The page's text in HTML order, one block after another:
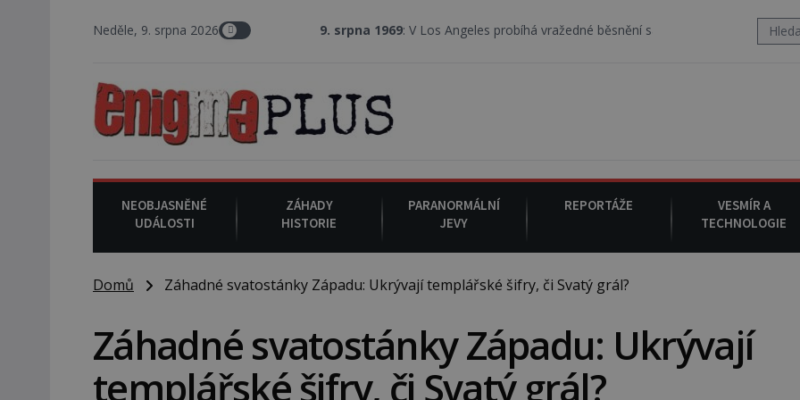
Neděle, 9. srpna 20269. srpna 1969 : V Los Angeles probíhá vražedné běsnění satanistického gangu vedeného
NEOBJASNĚNÉ
UDÁLOSTI
ZÁHADY
HISTORIE
PARANORMÁLNÍ
JEVY
REPORTÁŽE
VESMÍR A
TECHNOLOGIE
Domů Záhadné svatostánky Západu: Ukrývají templářské šifry, či Svatý grál?
Záhadné svatostánky Západu: Ukrývají
templářské šifry, či Svatý grál?